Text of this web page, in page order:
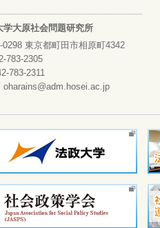
学大原社会問題研究所
0298 東京都町田市相原町4342
783-2305
783-2311
oharains@adm.hosei.ac.jp